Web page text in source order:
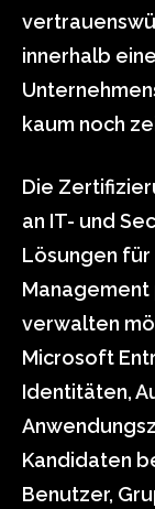
innerhalb
kaum noch
Die
an IT- und
Lösungen für
Management
verwalten
Microsoft
Identitäten,
Kandidaten
Benutzer,